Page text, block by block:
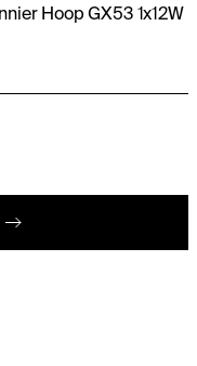
Hoop GX53 1x12W